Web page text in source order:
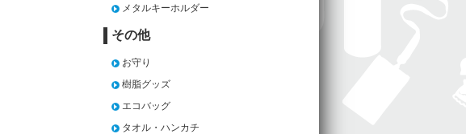
メタルキーホルダー
その他
お守り
樹脂グッズ
エコバッグ
タオル・ハンカチ